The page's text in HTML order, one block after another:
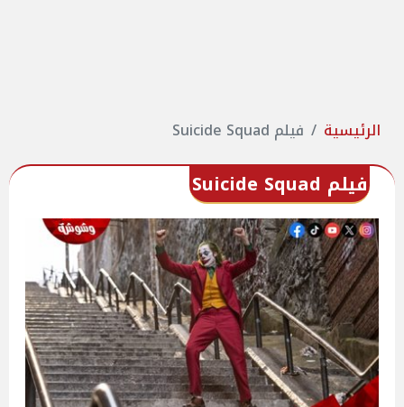
الرئيسية فيلم Suicide Squad
فيلم Suicide Squad